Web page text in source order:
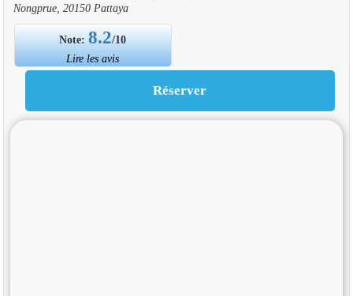
Nongprue, 20150 Pattaya
Note:8.2/10
Lire les avis